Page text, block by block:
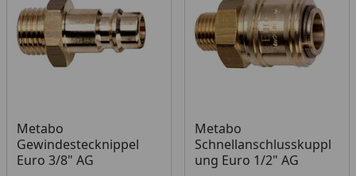
Metabo
Gewindestecknippel
Euro 3/8" AG
Metabo
Schnellanschlusskuppl
ung Euro 1/2" AG